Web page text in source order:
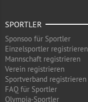
SPORTLER
Sponsoo für Sportler
Einzelsportler registrieren
Mannschaft registrieren
Verein registrieren
Sportverband registrieren
FAQ für Sportler
Olympia-Sportler